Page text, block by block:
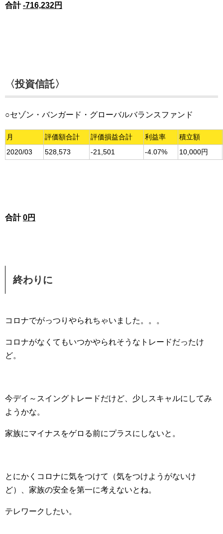
合計 -716,232円
〈投資信託〉
○セゾン・バンガード・グローバルバランスファンド
月 評価額合計 評価損益合計 利益率
積立額
2020/03
528,573 -21,501 -4.07% 10,000円
合計 0円
終わりに
コロナでがっつりやられちゃいました。。。
コロナがなくてもいつかやられそうなトレードだったけ
ど。
今デイ～スイングトレードだけど、少しスキャルにしてみ
ようかな。
家族にマイナスをゲロる前にプラスにしないと。
とにかくコロナに気をつけて（気をつけようがないけ
ど）、家族の安全を第一に考えないとね。
テレワークしたい。